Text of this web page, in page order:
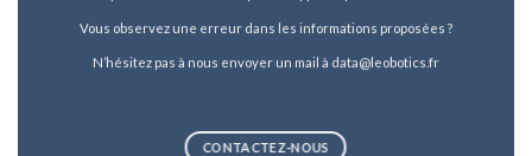
Vous observez une erreur dans les informations proposées ?
N’hésitez pas à nous envoyer un mail à data@leobotics.fr
CONTACTEZ-NOUS